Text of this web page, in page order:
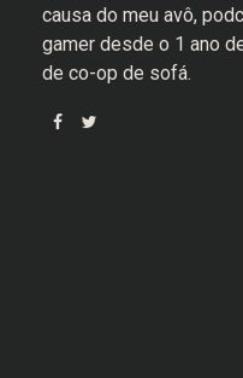
causa do meu avô,
gamer desde o 1 ano
de co-op de sofá.